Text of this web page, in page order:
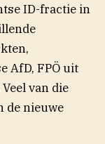
ID-fractie in
AfD, FPÖ uit
van die
de nieuwe